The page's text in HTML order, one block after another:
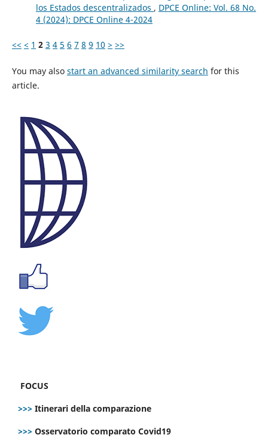
los Estados descentralizados , DPCE Online: Vol. 68 No.
4 (2024): DPCE Online 4-2024
<< < 1 2 3 4 5 6 7 8 9 10 > >>
You may also start an advanced similarity search for this
article.
FOCUS
>>> Itinerari della comparazione
>>> Osservatorio comparato Covid19